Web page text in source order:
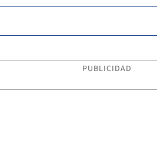
PUBLICIDAD